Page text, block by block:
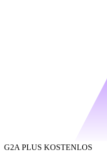
G2A PLUS KOSTENLOS